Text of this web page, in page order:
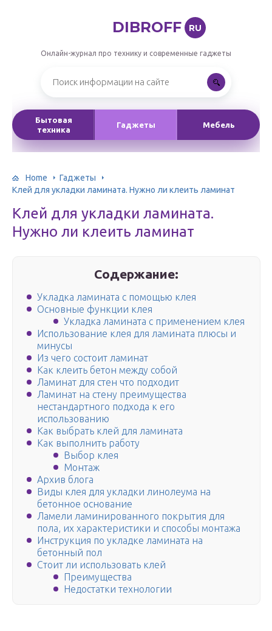
DIBROFF RU
Онлайн-журнал про технику и современные гаджеты
Бытовая
техника
Гаджеты Мебель
Home
Гаджеты
Клей для укладки ламината. Нужно ли клеить ламинат
Клей для укладки ламината.
Нужно ли клеить ламинат
Содержание:
Укладка ламината с помощью клея
Основные функции клея
Укладка ламината с применением клея
Использование клея для ламината плюсы и
минусы
Из чего состоит ламинат
Как клеить бетон между собой
Ламинат для стен что подходит
Ламинат на стену преимущества
нестандартного подхода к его
использованию
Как выбрать клей для ламината
Как выполнить работу
Выбор клея
Монтаж
Архив блога
Виды клея для укладки линолеума на
бетонное основание
Ламели ламинированного покрытия для
пола, их характеристики и способы монтажа
Инструкция по укладке ламината на
бетонный пол
Стоит ли использовать клей
Преимущества
Недостатки технологии